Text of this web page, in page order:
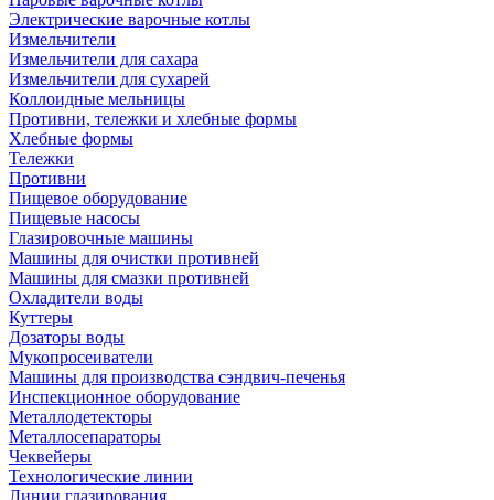
Электрические варочные котлы
Измельчители
Измельчители для сахара
Измельчители для сухарей
Коллоидные мельницы
Противни, тележки и хлебные формы
Хлебные формы
Тележки
Противни
Пищевое оборудование
Пищевые насосы
Глазировочные машины
Машины для очистки противней
Машины для смазки противней
Охладители воды
Куттеры
Дозаторы воды
Мукопросеиватели
Машины для производства сэндвич-печенья
Инспекционное оборудование
Металлодетекторы
Металлосепараторы
Чеквейеры
Технологические линии
Линии глазирования